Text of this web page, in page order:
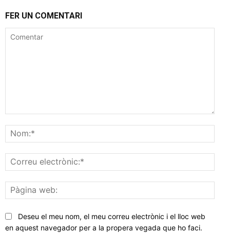
FER UN COMENTARI
web:
Deseu el meu nom, el meu correu electrònic i el lloc web
en aquest navegador per a la propera vegada que ho faci.